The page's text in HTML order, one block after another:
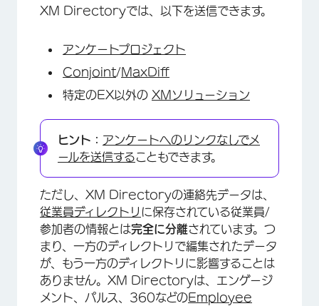
XM Directoryでは、以下を送信できます。
アンケートプロジェクト
Conjoint/MaxDiff
特定のEX以外の XMソリューション
ヒント： アンケートへのリンクなしでメ
ールを送信することもできます。
ただし、XM Directoryの連絡先データは、
従業員ディレクトリ に保存されている従業員/
参加者の情報とは完全に分離されています。つ
まり、一方のディレクトリで編集されたデータ
が、もう一方のディレクトリに影響することは
ありません。XM Directoryは、エンゲージ
メント、パルス、360などのEmployee